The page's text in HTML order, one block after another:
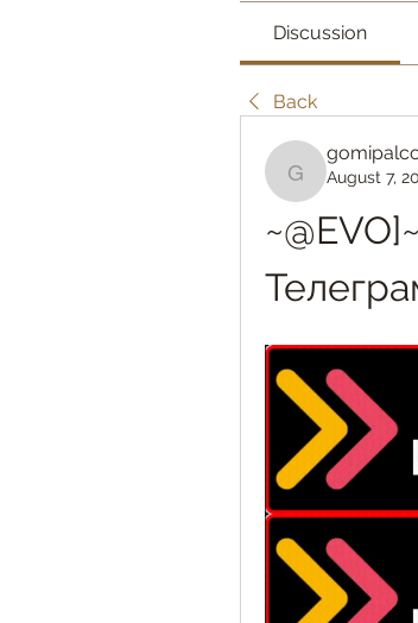
Discussion
Back
August 7,